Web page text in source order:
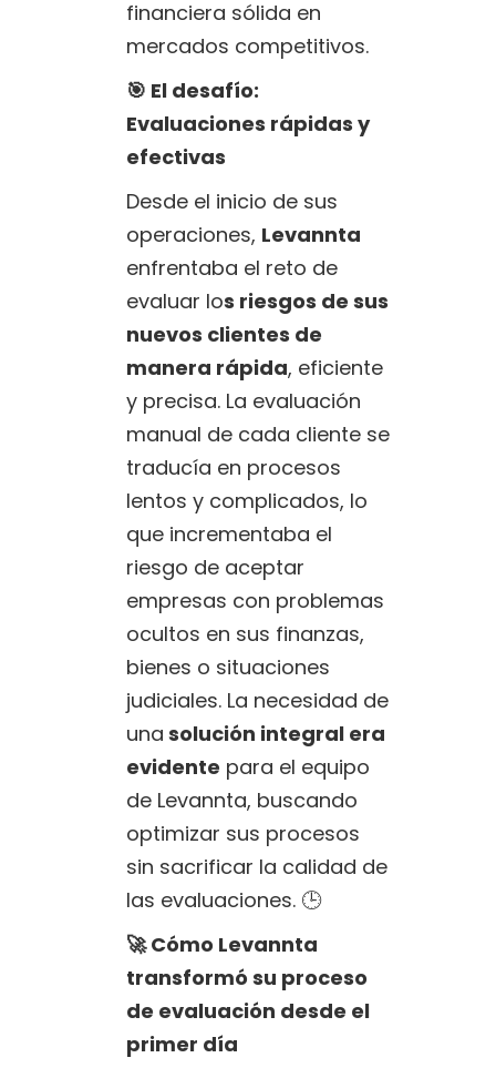
financiera sólida en
mercados competitivos.
🎯 El desafío:
Evaluaciones rápidas y
efectivas
Desde el inicio de sus
operaciones, Levannta
enfrentaba el reto de
evaluar los riesgos de sus
nuevos clientes de
manera rápida, eficiente
y precisa. La evaluación
manual de cada cliente se
traducía en procesos
lentos y complicados, lo
que incrementaba el
riesgo de aceptar
empresas con problemas
ocultos en sus finanzas,
bienes o situaciones
judiciales. La necesidad de
una solución integral era
evidente para el equipo
de Levannta, buscando
optimizar sus procesos
sin sacrificar la calidad de
las evaluaciones. 🕒
🚀 Cómo Levannta
transformó su proceso
de evaluación desde el
primer día